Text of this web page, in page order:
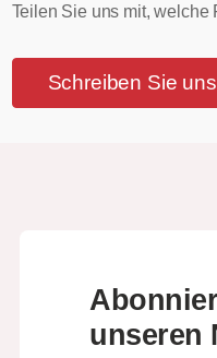
Teilen Sie uns mit, welche
Schreiben Sie uns
unseren